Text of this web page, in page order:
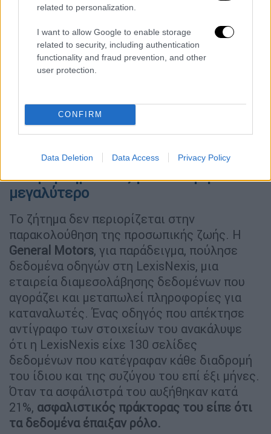
related to personalization.
I want to allow Google to enable storage
related to security, including authentication
functionality and fraud prevention, and other
user protection.
CONFIRM
Data Deletion Data Access Privacy Policy
Στην πράξη δεν υπάρχουν σχεδόν καθόλου
κανόνες για το ποιος μπορεί να αγοράζει
αυτά τα δεδομένα ή πώς χρησιμοποιούνται.
Μπορούν να αξιοποιηθούν για διαφημίσεις,
για αποφάσεις πρόσληψης εργαζομένων ή
όταν δεν μπορούν να εξασφαλίσουν ένταλμα
έρευνας. Μόλις τα δεδομένα φύγουν από το
ταμπλό σου, δεν έχεις κανέναν έλεγχο πάνω
στο πού θα καταλήξουν.
Το πρόβλημα ίσως γίνει ακόμη
μεγαλύτερο
Το ζήτημα δεν περιορίζεται στην
παρακολούθηση της προσωπικής ζωής. Η
General Motors, για παράδειγμα, πούλησε
δεδομένα οδηγών στη LexisNexis, μια
εταιρεία διαμεσολάβησης δεδομένων που
αγοράζει και μεταπωλεί πληροφορίες για
καταναλωτές. Ένας οδηγός που απέκτησε
αντίγραφο των στοιχείων του ανακάλυψε
ότι η LexisNexis είχε 130 σελίδες
δεδομένων που κατέγραφαν κάθε διαδρομή
του ίδιου και της συζύγου του επί έξι μήνες.
Όταν τα ασφάλιστρά του αυξήθηκαν κατά
21%, ασφαλιστικός πράκτορας του είπε ότι
τα δεδομένα έπαιξαν ρόλο.